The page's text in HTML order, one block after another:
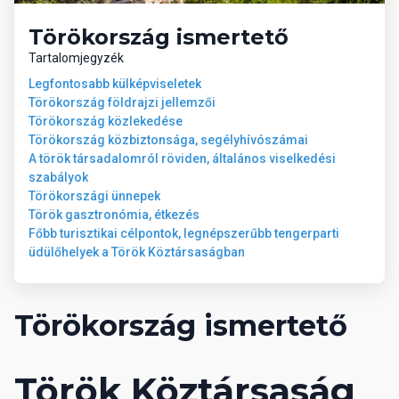
Törökország ismertető
Tartalomjegyzék
Legfontosabb külképviseletek
Törökország földrajzi jellemzői
Törökország közlekedése
Törökország közbiztonsága, segélyhívószámai
A török társadalomról röviden, általános viselkedési
szabályok
Törökországi ünnepek
Török gasztronómia, étkezés
Főbb turisztikai célpontok, legnépszerűbb tengerparti
üdülőhelyek a Török Köztársaságban
Törökország ismertető
Török Köztársaság